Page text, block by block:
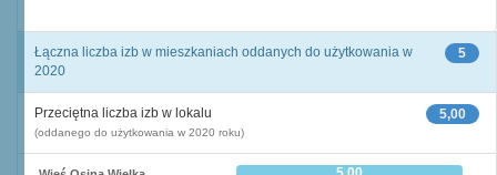
5
Łączna liczba izb w mieszkaniach oddanych do użytkowania w
2020
5,00
Przeciętna liczba izb w lokalu
(oddanego do użytkowania w 2020 roku)